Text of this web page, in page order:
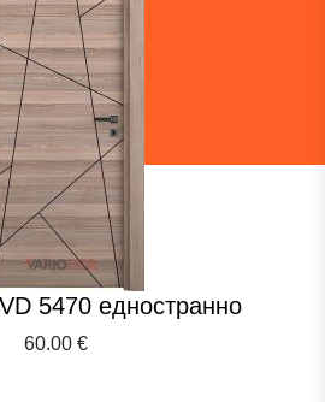
5470 едностранно
60.00 €